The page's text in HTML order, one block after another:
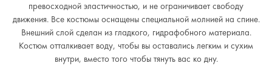
превосходной эластичностью, и не ограничивает свободу
движения. Все костюмы оснащены специальной молнией на спине.
Внешний слой сделан из гладкого, гидрафобного материала.
Костюм отталкивает воду, чтобы вы оставались легким и сухим
внутри, вместо того чтобы тянуть вас ко дну.